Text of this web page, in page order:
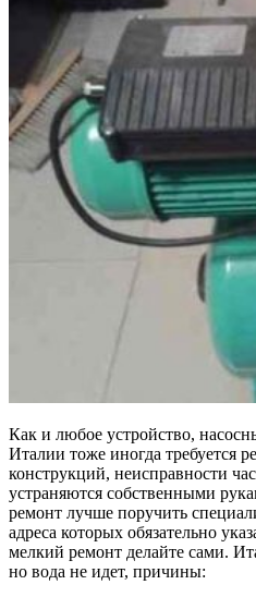
Как и любое устройство,
Италии тоже иногда требуется
конструкций, неисправности
устраняются собственными
ремонт лучше поручить
адреса которых обязательно
мелкий ремонт делайте сами.
но вода не идет, причины: